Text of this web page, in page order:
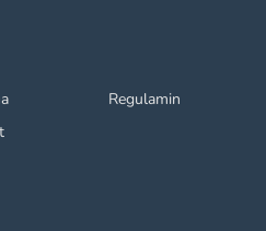
Regulamin